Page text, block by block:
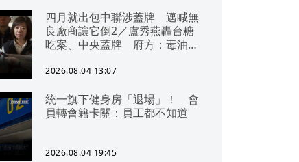
四月就出包中聯涉蓋牌 邁喊無
良廠商讓它倒2／盧秀燕轟台糖
吃案、中央蓋牌 府方：毒油一
2026.08.04 13:07
統一旗下健身房「退場」！ 會
員轉會籍卡關：員工都不知道
2026.08.04 19:45